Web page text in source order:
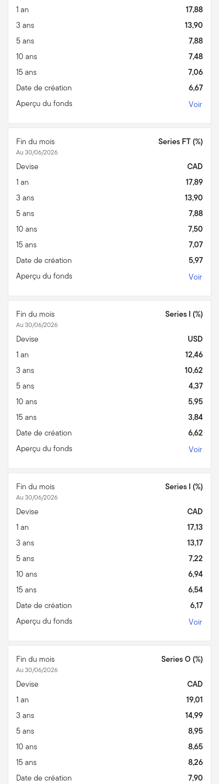
1 an
17,88
3 ans
13,90
5 ans
7,88
10 ans
7,48
15 ans
7,06
Date de création
6,67
Aperçu du fonds
Voir
Fin du mois
Au 30/06/2026
Series FT (%)
Devise
CAD
1 an
17,89
3 ans
13,90
5 ans
7,88
10 ans
7,50
15 ans
7,07
Date de création
5,97
Aperçu du fonds
Voir
Fin du mois
Au 30/06/2026
Series I (%)
Devise
USD
1 an
12,46
3 ans
10,62
5 ans
4,37
10 ans
5,95
15 ans
3,84
Date de création
6,62
Aperçu du fonds
Voir
Fin du mois
Au 30/06/2026
Series I (%)
Devise
CAD
1 an
17,13
3 ans
13,17
5 ans
7,22
10 ans
6,94
15 ans
6,54
Date de création
6,17
Aperçu du fonds
Voir
Fin du mois
Au 30/06/2026
Series O (%)
Devise
CAD
1 an
19,01
3 ans
14,99
5 ans
8,95
10 ans
8,65
15 ans
8,26
Date de création
7,90